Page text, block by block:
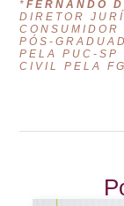
*FERNANDO
DIRETOR
PÓS-
PELA PUC-SP
CIVIL PELA